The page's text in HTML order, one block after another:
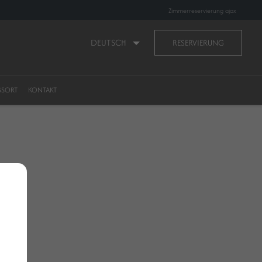
Zimmerreservierung ajax
DEUTSCH RESERVIERUNG
KONTAKT